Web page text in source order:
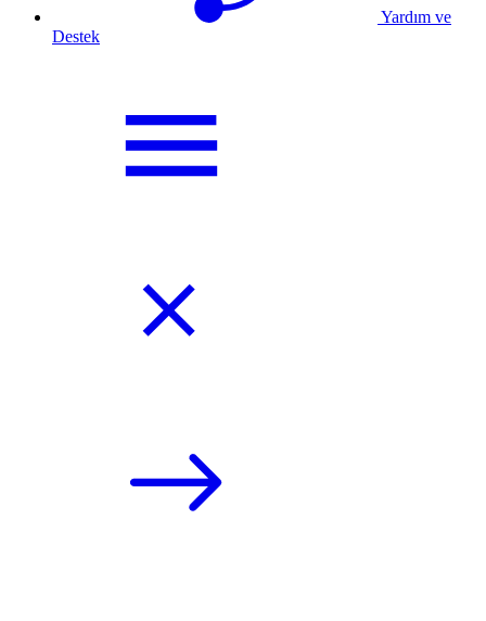
Yardım ve
Destek